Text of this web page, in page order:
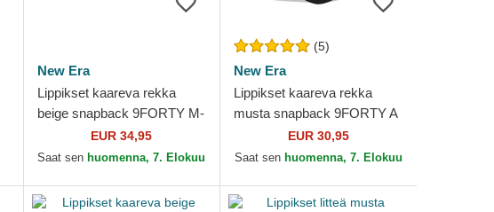
New Era
Lippikset kaareva rekka
beige snapback 9FORTY M-
Crown A Frame Fray Los
Angeles Lakers NBA New
EUR 34,95
Saat sen huomenna, 7. Elokuu
(5)
New Era
Lippikset kaareva rekka
musta snapback 9FORTY A
Frame Tonal Los Angeles
Lakers NBA New Era
EUR 30,95
Saat sen huomenna, 7. Elokuu